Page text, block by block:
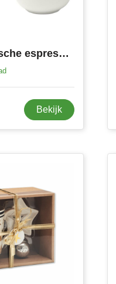
Male keramische espressokopjes van 90 ml met matte afwerking, set van 2
Bekijk